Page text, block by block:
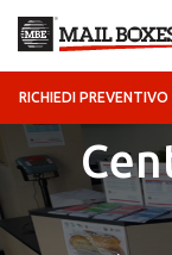
RICHIEDI PREVENTIVO